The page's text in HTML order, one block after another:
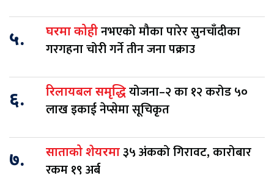
५. घरमा कोहीनभएको मौका पारेर सुनचाँदीका
गरगहना चोरी गर्ने तीन जना पक्राउ
६. रिलायबल समृद्धियोजना–२ का १२ करोड ५०
लाख इकाई नेप्सेमा सूचिकृत
७. साताको शेयरमा३५ अंकको गिरावट, कारोबार
रकम १९ अर्ब